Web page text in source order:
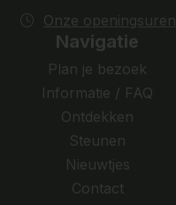
Onze openingsuren
Navigatie
Plan je bezoek
Informatie / FAQ
Ontdekken
Steunen
Nieuwtjes
Contact